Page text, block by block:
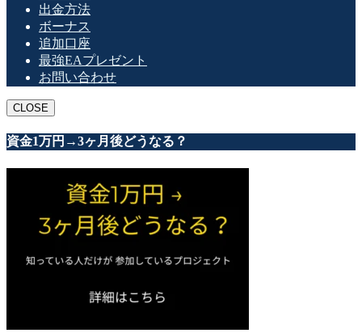
出金方法
ボーナス
追加口座
最強EAプレゼント
お問い合わせ
CLOSE
資金1万円→3ヶ月後どうなる？